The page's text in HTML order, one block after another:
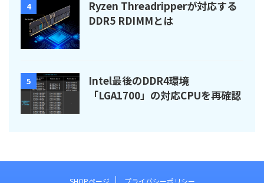
4
Ryzen Threadripperが対応する
DDR5 RDIMMとは
5
Intel最後のDDR4環境
「LGA1700」の対応CPUを再確認